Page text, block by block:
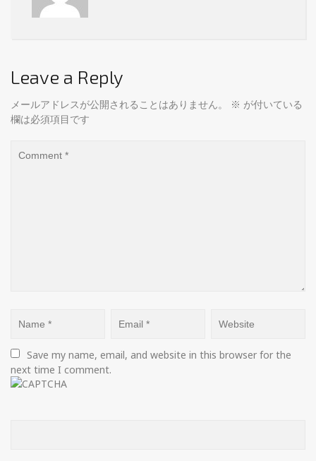
Leave a Reply
メールアドレスが公開されることはありません。 ※ が付いている
欄は必須項目です
Save my name, email, and website in this browser for the
next time I comment.